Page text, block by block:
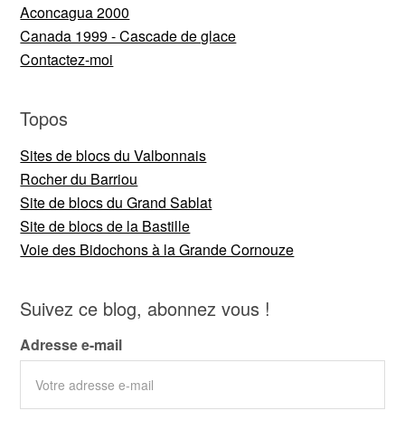
Aconcagua 2000
Canada 1999 - Cascade de glace
Contactez-moi
Topos
Sites de blocs du Valbonnais
Rocher du Barriou
Site de blocs du Grand Sablat
Site de blocs de la Bastille
Voie des Bidochons à la Grande Cornouze
Suivez ce blog, abonnez vous !
Adresse e-mail